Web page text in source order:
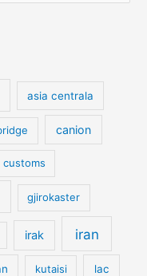
asia centrala
canion
customs
gjirokaster
irak iran
kutaisi lac